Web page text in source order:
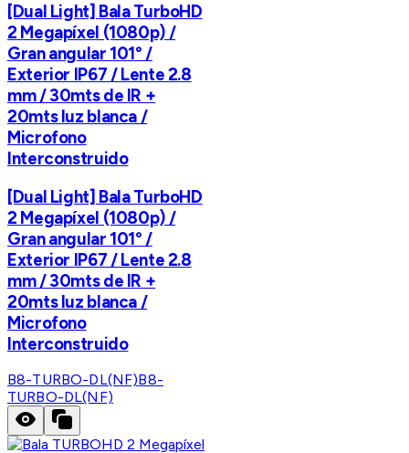
[Dual Light] Bala TurboHD
2 Megapíxel (1080p) /
Gran angular 101° /
Exterior IP67 / Lente 2.8
mm / 30mts de IR +
20mts luz blanca /
Microfono
Interconstruido
[Dual Light] Bala TurboHD
2 Megapíxel (1080p) /
Gran angular 101° /
Exterior IP67 / Lente 2.8
mm / 30mts de IR +
20mts luz blanca /
Microfono
Interconstruido
B8-TURBO-DL(NF)B8-
TURBO-DL(NF)